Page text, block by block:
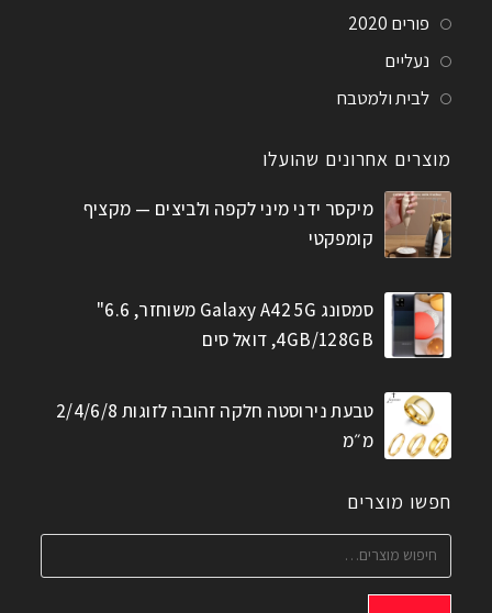
פורים 2020
נעליים
לבית ולמטבח
מוצרים אחרונים שהועלו
מיקסר ידני מיני לקפה ולביצים — מקציף
קומפקטי
סמסונג Galaxy A42 5G משוחזר, 6.6"
4GB/128GB, דואל סים
טבעת נירוסטה חלקה זהובה לזוגות 2/4/6/8
מ״מ
חפשו מוצרים